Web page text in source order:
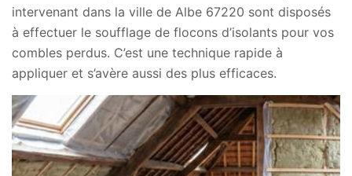
intervenant dans la ville de Albe 67220 sont disposés
à effectuer le soufflage de flocons d’isolants pour vos
combles perdus. C’est une technique rapide à
appliquer et s’avère aussi des plus efficaces.